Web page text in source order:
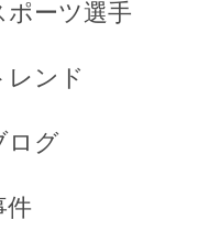
ポーツ選手
レンド
ログ
件